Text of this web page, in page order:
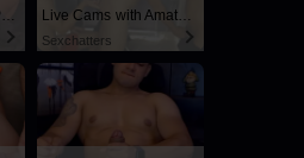
MY HUSBAND STEPSON MISTAKENLY GIVES ME IN THE ASS Live Cams with Amateur Men
Sexchatters